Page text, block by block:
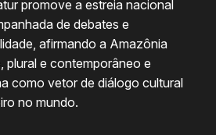
promove a estreia nacional
de debates e
afirmando a Amazônia
plural e contemporâneo e
como vetor de diálogo cultural
no mundo.